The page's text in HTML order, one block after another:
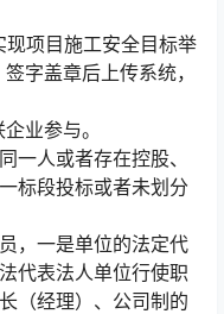
项目施工安全目标举
字盖章后上传系统，
业参与。
一人或者存在控股、
标段投标或者未划分
，一是单位的法定代
代表法人单位行使职
（经理）、公司制的